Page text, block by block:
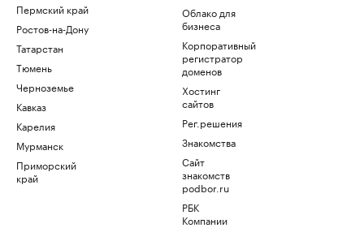
Пермский край
Ростов-на-Дону
Татарстан
Тюмень
Черноземье
Кавказ
Карелия
Мурманск
Приморский
край
Облако для
бизнеса
Корпоративный
регистратор
доменов
Хостинг
сайтов
Рег.решения
Знакомства
Сайт
знакомств
podbor.ru
РБК
Компании